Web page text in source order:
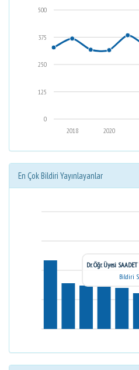
0
125
250
375
500
2020
2018
En Çok Bildiri Yayınlayanlar
Dr. Öğr. Üyesi
Bildiri